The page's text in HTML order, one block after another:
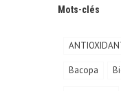
Mots-clés
Bacopa